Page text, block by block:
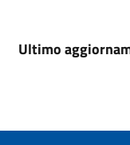
Ultimo